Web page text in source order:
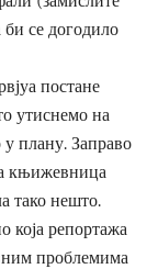
се догодило
постане
утиснемо на
у плану. Заправо
књижевница
тако нешто.
која репортажа
проблемима